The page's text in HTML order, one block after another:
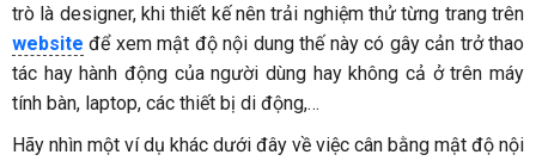
trò là designer, khi thiết kế nên trải nghiệm thử từng trang trên
website để xem mật độ nội dung thế này có gây cản trở thao
tác hay hành động của người dùng hay không cả ở trên máy
tính bàn, laptop, các thiết bị di động,…
Hãy nhìn một ví dụ khác dưới đây về việc cân bằng mật độ nội